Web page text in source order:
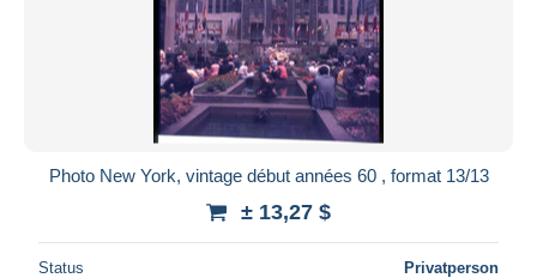
Photo New York, vintage début années 60 , format 13/13
± 13,27 $
Status Privatperson